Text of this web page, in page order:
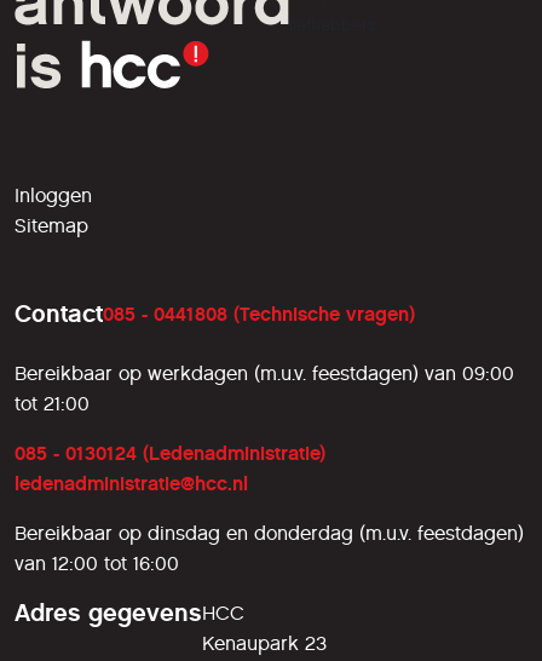
liefhebbers.
Inloggen
Sitemap
Contact085 - 0441808 (Technische vragen)
Bereikbaar op werkdagen (m.u.v. feestdagen) van 09:00
tot 21:00
085 - 0130124 (Ledenadministratie)
ledenadministratie@hcc.nl
Bereikbaar op dinsdag en donderdag (m.u.v. feestdagen)
van 12:00 tot 16:00
Adres gegevensHCC
Kenaupark 23